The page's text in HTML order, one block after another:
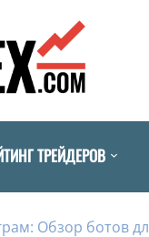
ТРЕЙДЕРОВ
Обзор ботов